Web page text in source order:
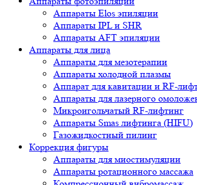
Аппараты Elos эпиляции
Аппараты IPL и SHR
Аппараты AFT эпиляции
Аппараты для лица
Аппараты для мезотерапии
Аппараты холодной плазмы
Аппарат для кавитации и RF-
Аппараты для лазерного
Микроигольчатый RF-лифтинг
Аппараты Smas лифтинга (HIFU)
Газожидкостный пилинг
Коррекция фигуры
Аппараты для миостимуляции
Аппараты ротационного массажа